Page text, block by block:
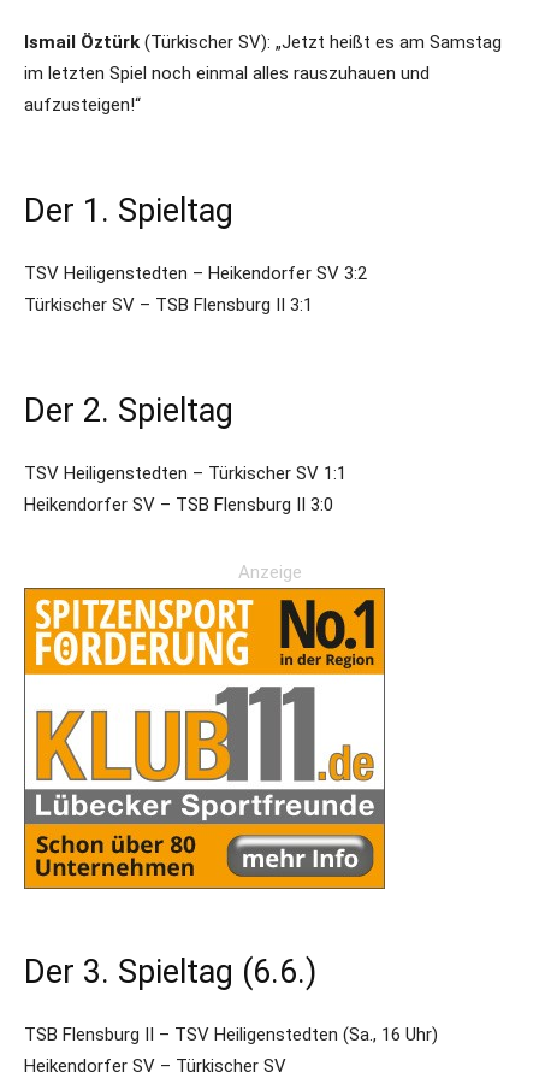
Ismail Öztürk (Türkischer SV): „Jetzt heißt es am Samstag
im letzten Spiel noch einmal alles rauszuhauen und
aufzusteigen!“
Der 1. Spieltag
TSV Heiligenstedten – Heikendorfer SV 3:2
Türkischer SV – TSB Flensburg II 3:1
Der 2. Spieltag
TSV Heiligenstedten – Türkischer SV 1:1
Heikendorfer SV – TSB Flensburg II 3:0
Anzeige
Der 3. Spieltag (6.6.)
TSB Flensburg II – TSV Heiligenstedten (Sa., 16 Uhr)
Heikendorfer SV – Türkischer SV